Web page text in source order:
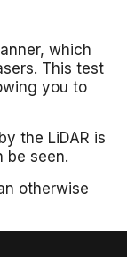
which
This test
you to
the LiDAR is
be seen.
otherwise